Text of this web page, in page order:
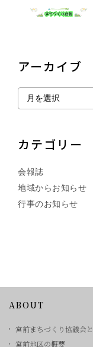
アーカイブ
カテゴリー
会報誌
地域からお知らせ
行事のお知らせ
ABOUT
宮前まちづくり協議会
宮前地区の概要